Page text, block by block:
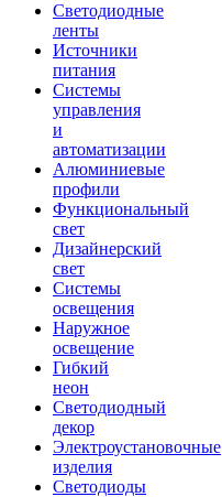
Светодиодные
ленты
Источники
питания
Системы
управления
и
автоматизации
Алюминиевые
профили
Функциональный
свет
Дизайнерский
свет
Системы
освещения
Наружное
освещение
Гибкий
неон
Светодиодный
декор
Электроустановочные
изделия
Светодиоды